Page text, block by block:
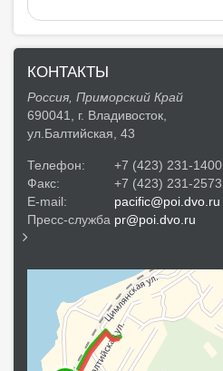
КОНТАКТЫ
Россия, Приморский Край
690041, г. Владивосток,
ул.Балтийская, 43
Телефон:
+7 (423) 231-1400
Факс:
+7 (423) 231-2573
E-mail:
pacific@poi.dvo.ru
Пресс-служба pr@poi.dvo.ru